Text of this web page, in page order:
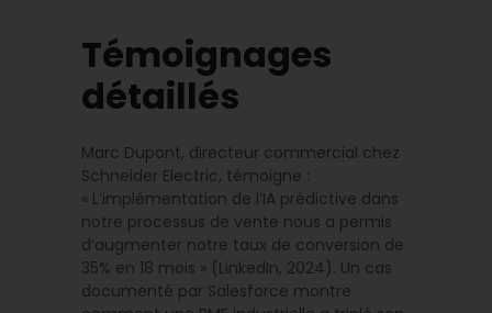
Témoignages
détaillés
Marc Dupont, directeur commercial chez
Schneider Electric, témoigne :
« L’implémentation de l’IA prédictive dans
notre processus de vente nous a permis
d’augmenter notre taux de conversion de
35% en 18 mois » (LinkedIn, 2024). Un cas
documenté par Salesforce montre